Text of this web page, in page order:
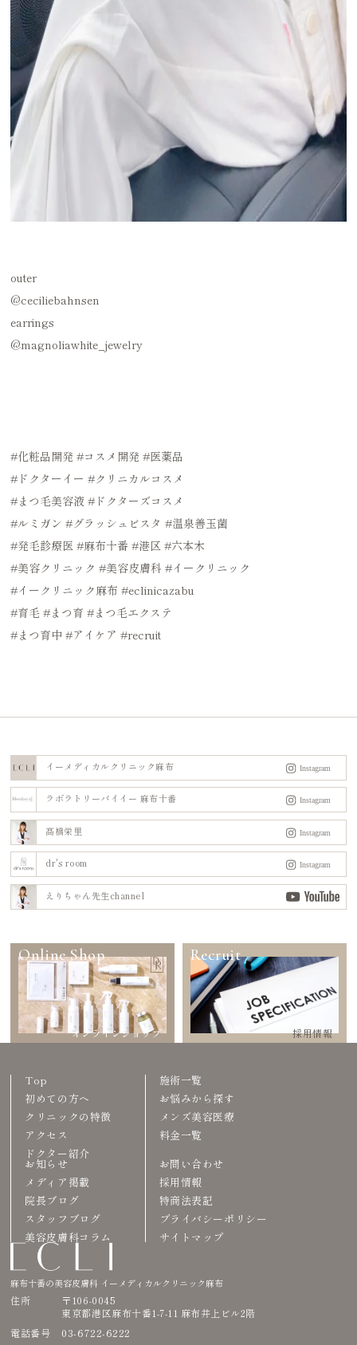
outer
@ceciliebahnsen
earrings
@magnoliawhite_jewelry
#化粧品開発 #コスメ開発 #医薬品
#ドクターイー #クリニカルコスメ
#まつ毛美容液 #ドクターズコスメ
#ルミガン #グラッシュビスタ #温泉善玉菌
#発毛診療医 #麻布十番 #港区 #六本木
#美容クリニック #美容皮膚科 #イークリニック
#イークリニック麻布 #eclinicazabu
#育毛 #まつ育 #まつ毛エクステ
#まつ育中 #アイケア #recruit
イーメディカルクリニック麻布
ラボラトリーバイイー 麻布十番
髙橋栄里
dr's room
えりちゃん先生channel
Online Shop
オンラインショップ
Recruit
採用情報
麻布十番の美容皮膚科 イーメディカルクリニック麻布
住所
〒106-0045
東京都港区麻布十番1-7-11 麻布井上ビル2階
電話番号
03-6722-6222
Top
初めての方へ
クリニックの特徴
アクセス
ドクター紹介
施術一覧
お悩みから探す
メンズ美容医療
料金一覧
お知らせ
メディア掲載
院長ブログ
スタッフブログ
美容皮膚科コラム
お問い合わせ
採用情報
特商法表記
プライバシーポリシー
サイトマップ